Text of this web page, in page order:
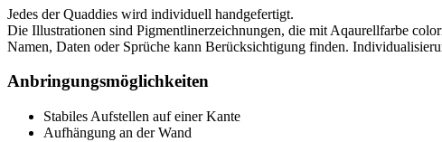
Jedes der Quaddies wird individuell handgefertigt.
Die Illustrationen sind Pigmentlinerzeichnungen, die mit Aqaurellfarbe
Namen, Daten oder Sprüche kann Berücksichtigung finden.
Anbringungsmöglichkeiten
Stabiles Aufstellen auf einer Kante
Aufhängung an der Wand